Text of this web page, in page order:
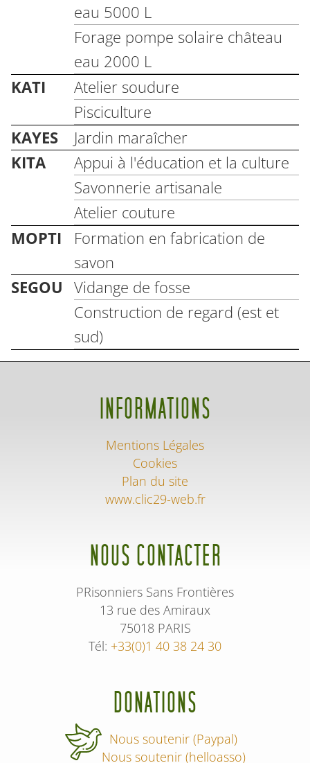
eau 5000 L
Forage pompe solaire château
eau 2000 L
KATI
Atelier soudure
Pisciculture
KAYES
Jardin maraîcher
KITA
Appui à l'éducation et la culture
Savonnerie artisanale
Atelier couture
MOPTI
Formation en fabrication de
savon
SEGOU Vidange de fosse
Construction de regard (est et
sud)
INFORMATIONS
Mentions Légales
Cookies
Plan du site
www.clic29-web.fr
NOUS CONTACTER
PRisonniers Sans Frontières
13 rue des Amiraux
75018 PARIS
Tél: +33(0)1 40 38 24 30
DONATIONS
Nous soutenir (Paypal)
Nous soutenir (helloasso)